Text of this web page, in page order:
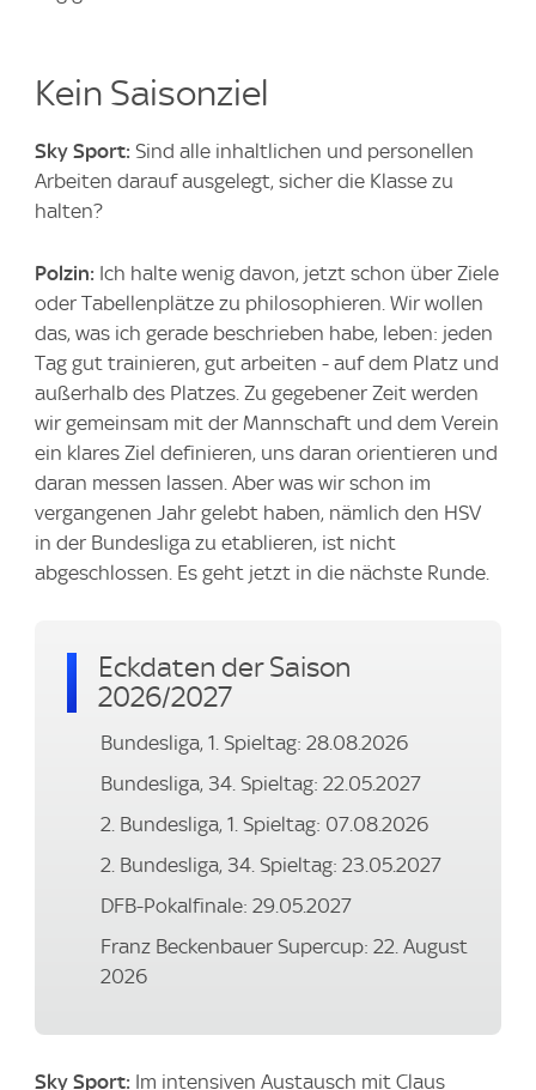
Kein Saisonziel
Sky Sport: Sind alle inhaltlichen und personellen
Arbeiten darauf ausgelegt, sicher die Klasse zu
halten?
Polzin: Ich halte wenig davon, jetzt schon über Ziele
oder Tabellenplätze zu philosophieren. Wir wollen
das, was ich gerade beschrieben habe, leben: jeden
Tag gut trainieren, gut arbeiten - auf dem Platz und
außerhalb des Platzes. Zu gegebener Zeit werden
wir gemeinsam mit der Mannschaft und dem Verein
ein klares Ziel definieren, uns daran orientieren und
daran messen lassen. Aber was wir schon im
vergangenen Jahr gelebt haben, nämlich den HSV
in der Bundesliga zu etablieren, ist nicht
abgeschlossen. Es geht jetzt in die nächste Runde.
Eckdaten der Saison
2026/2027
Bundesliga, 1. Spieltag: 28.08.2026
Bundesliga, 34. Spieltag: 22.05.2027
2. Bundesliga, 1. Spieltag: 07.08.2026
2. Bundesliga, 34. Spieltag: 23.05.2027
DFB-Pokalfinale: 29.05.2027
Franz Beckenbauer Supercup: 22. August
2026
Sky Sport: Im intensiven Austausch mit Claus